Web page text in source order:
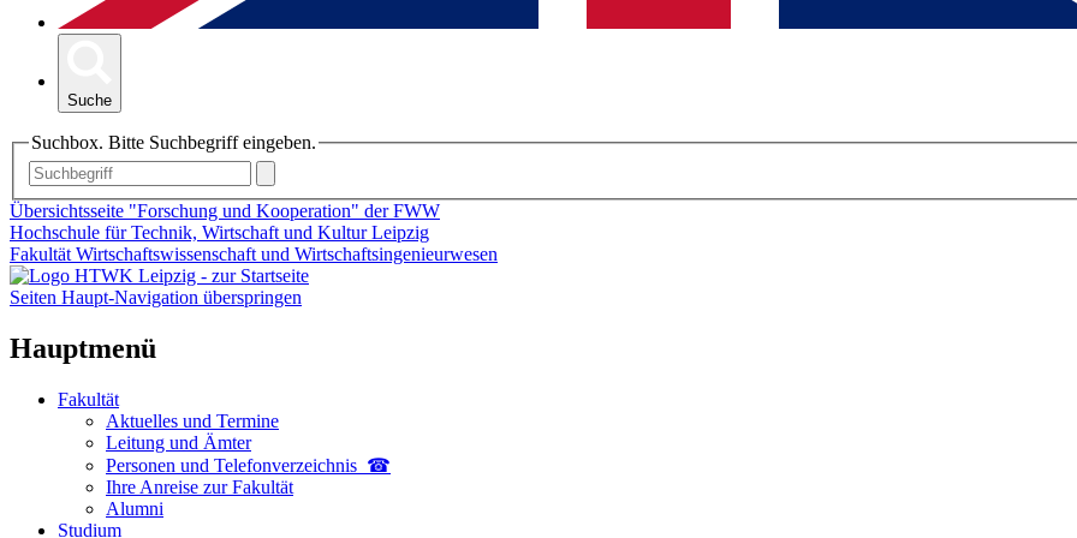
Suche
Suchbox. Bitte Suchbegriff eingeben.
Übersichtsseite "Forschung und Kooperation" der FWW
Hochschule für Technik, Wirtschaft und Kultur Leipzig
Fakultät Wirtschaftswissenschaft und Wirtschaftsingenieurwesen
Seiten Haupt-Navigation überspringen
Hauptmenü
Fakultät
Aktuelles und Termine
Leitung und Ämter
Personen und Telefon­verzeichnis ☎
Ihre Anreise zur Fakultät
Alumni
Studium